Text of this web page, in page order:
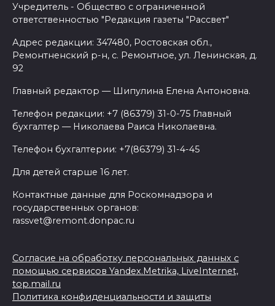
Учредитель - Общество с ограниченной
ответственностью "Редакция газеты "Рассвет"
Адрес редакции: 347480, Ростовская обл.,
Ремонтненский р-н, с. Ремонтное, ул. Ленинская, д.
92
Главный редактор — Шипулина Елена Антоновна.
Телефон редакции: +7 (86379) 31-0-75 Главный
бухгалтер — Николаева Раиса Николаевна.
Телефон бухгалтерии: +7(86379) 31-4-45
Для детей старше 16 лет.
Контактные данные для Роскомнадзора и
государственных органов:
rassvet@remont.donpac.ru
Согласие на обработку персональных данных с
помощью сервисов Yandex.Metrika, LiveInternet,
top.mail.ru
Политика конфиденциальности и защиты